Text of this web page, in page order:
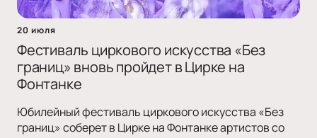
20 июля
Фестиваль циркового искусства «Без
границ» вновь пройдет в Цирке на
Фонтанке
Юбилейный фестиваль циркового искусства «Без
границ» соберет в Цирке на Фонтанке артистов со